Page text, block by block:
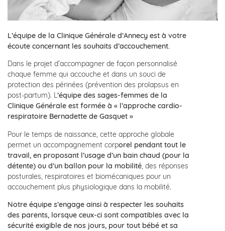
L’équipe de la Clinique Générale d’Annecy est à votre
écoute concernant les souhaits d’accouchement.
Dans le projet d’accompagner de façon personnalisé
chaque femme qui accouche et dans un souci de
protection des périnées (prévention des prolapsus en
post-partum). L’équipe des sages-femmes de la
Clinique Générale est formée à « l’approche cardio-
respiratoire Bernadette de Gasquet »
Pour le temps de naissance, cette approche globale
permet un accompagnement corporel pendant tout le
travail, en proposant l’usage d’un bain chaud (pour la
détente) ou d’un ballon pour la mobilité, des réponses
posturales, respiratoires et biomécaniques pour un
accouchement plus physiologique dans la mobilité.
Notre équipe s’engage ainsi à respecter les souhaits
des parents, lorsque ceux-ci sont compatibles avec la
sécurité exigible de nos jours, pour tout bébé et sa